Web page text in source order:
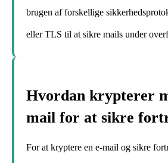
brugen af forskellige
eller TLS til at sikre mails under
Hvordan krypterer
mail for at sikre
For at kryptere en e-mail og sikre